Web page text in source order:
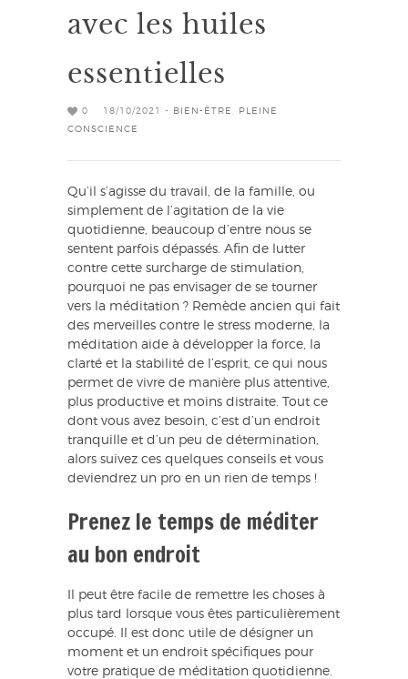
avec les huiles
essentielles
0 18/10/2021 - BIEN-ÊTRE
PLEINE
CONSCIENCE
Qu’il s’agisse du travail, de la famille, ou
simplement de l’agitation de la vie
quotidienne, beaucoup d’entre nous se
sentent parfois dépassés. Afin de lutter
contre cette surcharge de stimulation,
pourquoi ne pas envisager de se tourner
vers la méditation ? Remède ancien qui fait
des merveilles contre le stress moderne, la
méditation aide à développer la force, la
clarté et la stabilité de l’esprit, ce qui nous
permet de vivre de manière plus attentive,
plus productive et moins distraite. Tout ce
dont vous avez besoin, c’est d’un endroit
tranquille et d’un peu de détermination,
alors suivez ces quelques conseils et vous
deviendrez un pro en un rien de temps !
Prenez le temps de méditer
au bon endroit
Il peut être facile de remettre les choses à
plus tard lorsque vous êtes particulièrement
occupé. Il est donc utile de désigner un
moment et un endroit spécifiques pour
votre pratique de méditation quotidienne.